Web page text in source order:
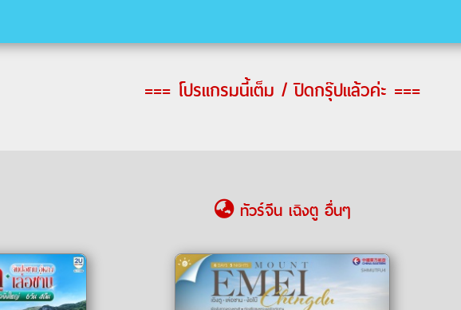
=== โปรแกรมนี้เต็ม / ปิดกรุ๊ปแล้วค่ะ ===
ทัวร์จีน เฉิงตู อื่นๆ